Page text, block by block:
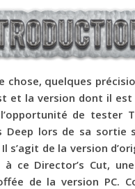
chose, quelques
et la version dont il est
de tester
Deep lors de sa sortie
s’agit de la version
à ce Director’s Cut,
de la version PC.